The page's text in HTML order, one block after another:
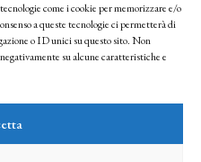
come i cookie per memorizzare e/o
a queste tecnologie ci permetterà di
o ID unici su questo sito. Non
su alcune caratteristiche e
tue informazioni saranno trattate
e dell’Istituto Matteucci